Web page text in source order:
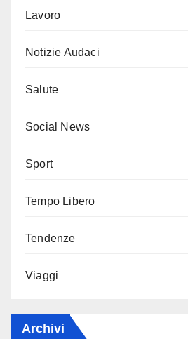
Lavoro
Notizie Audaci
Salute
Social News
Sport
Tempo Libero
Tendenze
Viaggi
Archivi